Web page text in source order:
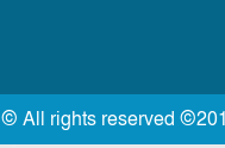
© All rights reserved